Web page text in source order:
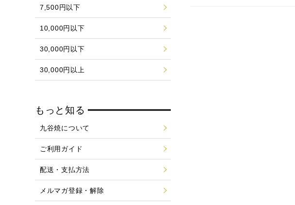
7,500円以下
10,000円以下
30,000円以下
30,000円以上
もっと知る
九谷焼について
ご利用ガイド
配送・支払方法
メルマガ登録・解除